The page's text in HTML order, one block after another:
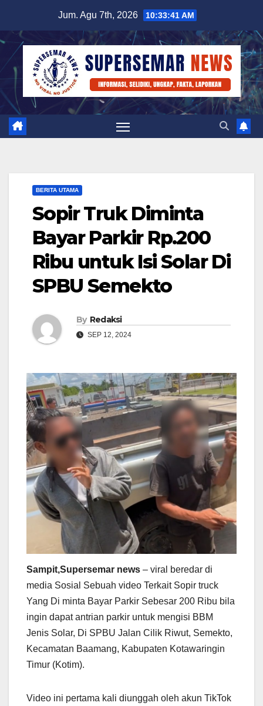
content
Jum. Agu 7th, 2026 10:33:42 AM
BERITA UTAMA
Sopir Truk Diminta
Bayar Parkir Rp.200
Ribu untuk Isi Solar Di
SPBU Semekto
By Redaksi
SEP 12, 2024
Sampit,Supersemar news – viral beredar di
media Sosial Sebuah video Terkait Sopir truck
Yang Di minta Bayar Parkir Sebesar 200 Ribu bila
ingin dapat antrian parkir untuk mengisi BBM
Jenis Solar, Di SPBU Jalan Cilik Riwut, Semekto,
Kecamatan Baamang, Kabupaten Kotawaringin
Timur (Kotim).
Video ini pertama kali diunggah oleh akun TikTok